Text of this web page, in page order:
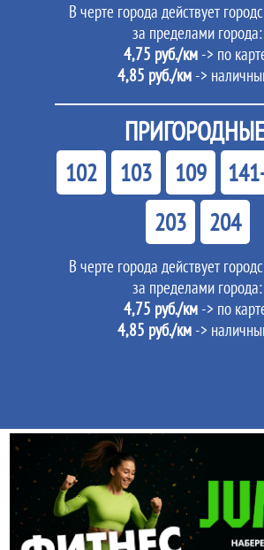
В черте города действует
за пределами города:
4,75 руб./км -> по
4,85 руб./км->
102 103 109
203
204
В черте города действует
за пределами города:
4,75 руб./км -> по
4,85 руб./км->